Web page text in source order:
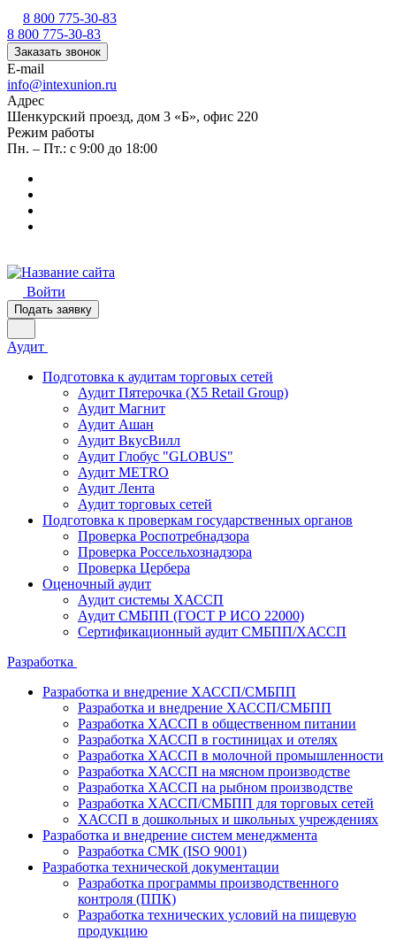
8 800 775-30-83
8 800 775-30-83
Заказать звонок
E-mail
info@intexunion.ru
Адрес
Шенкурский проезд, дом 3 «Б», офис 220
Режим работы
Пн. – Пт.: с 9:00 до 18:00
Войти
Подать заявку
Аудит
Подготовка к аудитам торговых сетей
Аудит Пятерочка (X5 Retail Group)
Аудит Магнит
Аудит Ашан
Аудит ВкусВилл
Аудит Глобус "GLOBUS"
Аудит METRO
Аудит Лента
Аудит торговых сетей
Подготовка к проверкам государственных органов
Проверка Роспотребнадзора
Проверка Россельхознадзора
Проверка Цербера
Оценочный аудит
Аудит системы ХАССП
Аудит СМБПП (ГОСТ Р ИСО 22000)
Сертификационный аудит СМБПП/ХАССП
Разработка
Разработка и внедрение ХАССП/СМБПП
Разработка и внедрение ХАССП/СМБПП
Разработка ХАССП в общественном питании
Разработка ХАССП в гостиницах и отелях
Разработка ХАССП в молочной промышленности
Разработка ХАССП на мясном производстве
Разработка ХАССП на рыбном производстве
Разработка ХАССП/СМБПП для торговых сетей
ХАССП в дошкольных и школьных учреждениях
Разработка и внедрение систем менеджмента
Разработка СМК (ISO 9001)
Разработка технической документации
Разработка программы производственного
контроля (ППК)
Разработка технических условий на пищевую
продукцию